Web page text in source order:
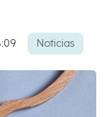
Noticias